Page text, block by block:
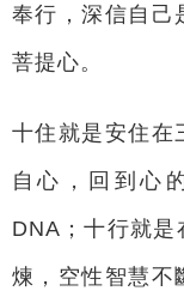
奉行，深信自己
菩提心。
十住就是安住在
自心，回到心
DNA；十行就
煉，空性智慧不